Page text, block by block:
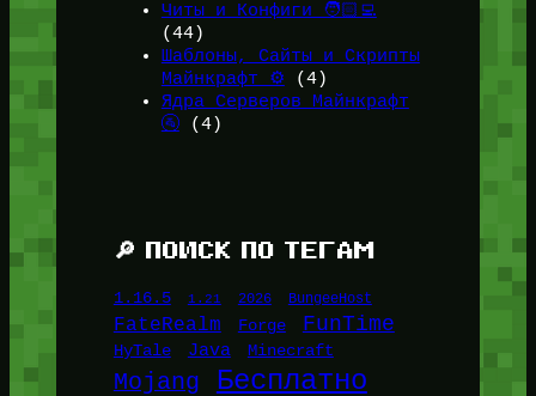
Читы и Конфиги 🧑🏻‍💻
(44)
Шаблоны, Сайты и Скрипты
Майнкрафт ⚙️ (4)
Ядра Серверов Майнкрафт
🚰(4)
🔎 ПОИСК ПО ТЕГАМ
1.16.5 1.21 2026 BungeeHost
FateRealm Forge FunTime
HyTale Java Minecraft
Mojang Бесплатно